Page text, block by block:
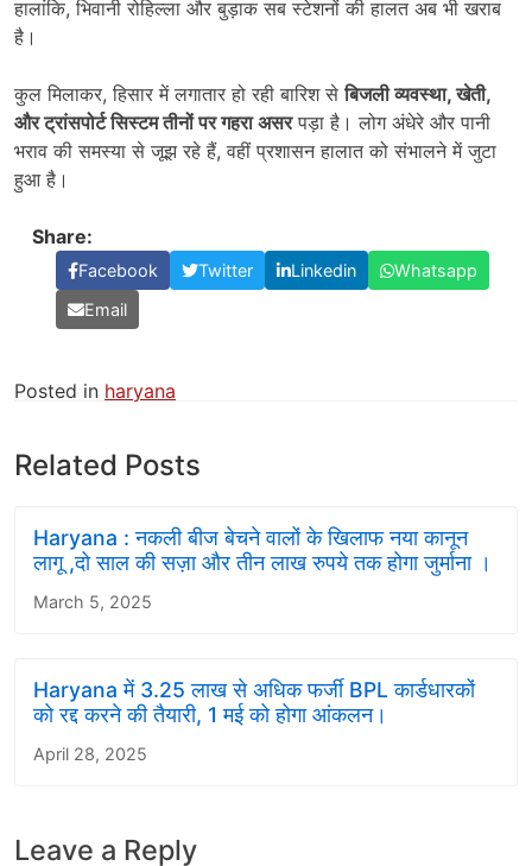
हालांकि, भिवानी रोहिल्ला और बुड़ाक सब स्टेशनों की हालत अब भी खराब
है।
कुल मिलाकर, हिसार में लगातार हो रही बारिश सेबिजली व्यवस्था,खेती,
और ट्रांसपोर्ट सिस्टम तीनों पर गहरा असरपड़ा है। लोग अंधेरे और पानी
भराव की समस्या से जूझ रहे हैं, वहीं प्रशासन हालात को संभालने में जुटा
हुआ है।
Share:
Facebook Twitter Linkedin
Whatsapp
Email
Posted in haryana
Related Posts
Haryana : नकली बीज बेचने वालों के खिलाफ नया कानून
लागू ,दो साल की सज़ा और तीन लाख रुपये तक होगा जुर्माना ।
March 5, 2025
Haryana में 3.25 लाख से अधिक फर्जी BPL कार्डधारकों
को रद्द करने की तैयारी, 1 मई को होगा आंकलन।
April 28, 2025
Leave a Reply